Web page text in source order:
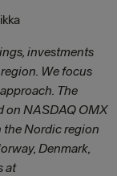
investments
We focus
The
on NASDAQ OMX
the Nordic region
Denmark,
at